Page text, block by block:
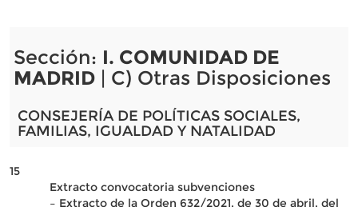
Sección: I. COMUNIDAD DE
MADRID| C) Otras Disposiciones
CONSEJERÍA DE POLÍTICAS SOCIALES,
FAMILIAS, IGUALDAD Y NATALIDAD
15
Extracto convocatoria subvenciones
– Extracto de la Orden 632/2021, de 30 de abril, del